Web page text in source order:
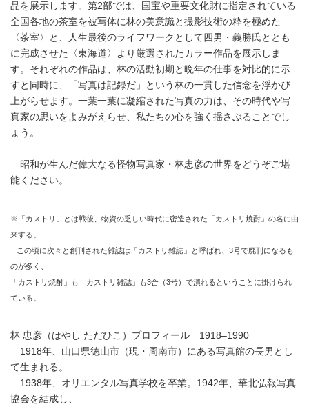
品を展示します。第2部では、国宝や重要文化財に指定されている
全国各地の茶室を被写体に林の美意識と撮影技術の粋を極めた
〈茶室〉と、人生最後のライフワークとして四男・義勝氏ととも
に完成させた〈東海道〉より厳選されたカラー作品を展示しま
す。それぞれの作品は、林の活動初期と晩年の仕事を対比的に示
すと同時に、「写真は記録だ」という林の一貫した信念を浮かび
上がらせます。一葉一葉に凝縮された写真の力は、その時代や写
真家の思いをよみがえらせ、私たちの心を強く揺さぶることでし
ょう。
昭和が生んだ偉大なる怪物写真家・林忠彦の世界をどうぞご堪
能ください。
※「カストリ」とは戦後、物資の乏しい時代に密造された「カストリ焼酎」の名に由
来する。
この頃に次々と創刊された雑誌は「カストリ雑誌」と呼ばれ、3号で廃刊になるも
のが多く、
「カストリ焼酎」も「カストリ雑誌」も3合（3号）で潰れるということに掛けられ
ている。
林 忠彦（はやし ただひこ）プロフィール 1918–1990
1918年、山口県徳山市（現・周南市）にある写真館の長男とし
て生まれる。
1938年、オリエンタル写真学校を卒業。1942年、華北弘報写真
協会を結成し、